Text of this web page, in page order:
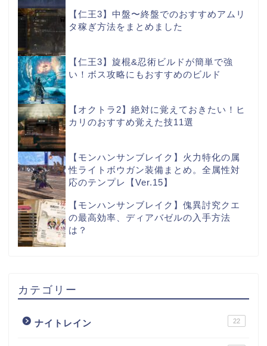
【仁王3】中盤〜終盤でのおすすめアムリ
タ稼ぎ方法をまとめました
【仁王3】旋棍&忍術ビルドが簡単で強
い！ボス攻略にもおすすめのビルド
【オクトラ2】絶対に覚えておきたい！ヒ
カリのおすすめ覚えた技11選
【モンハンサンブレイク】火力特化の属
性ライトボウガン装備まとめ。全属性対
応のテンプレ【Ver.15】
【モンハンサンブレイク】傀異討究クエ
の最高効率、ディアバゼルの入手方法
は？
カテゴリー
ナイトレイン 22